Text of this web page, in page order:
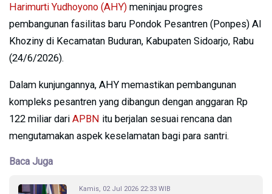
Harimurti Yudhoyono (AHY) meninjau progres
pembangunan fasilitas baru Pondok Pesantren (Ponpes) Al
Khoziny di Kecamatan Buduran, Kabupaten Sidoarjo, Rabu
(24/6/2026).
Dalam kunjungannya, AHY memastikan pembangunan
kompleks pesantren yang dibangun dengan anggaran Rp
122 miliar dari APBN itu berjalan sesuai rencana dan
mengutamakan aspek keselamatan bagi para santri.
Baca Juga
Kamis, 02 Jul 2026 22:33 WIB